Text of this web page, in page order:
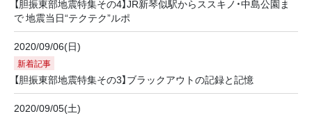
【胆振東部地震特集その4】JR新琴似駅からススキノ・中島公園ま
で 地震当日“テクテク”ルポ
2020/09/06(日)
新着記事
【胆振東部地震特集その3】ブラックアウトの記録と記憶
2020/09/05(土)